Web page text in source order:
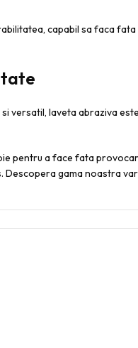
capabil sa faca
laveta abraziva
pentru a face fata
Descopera gama noastra